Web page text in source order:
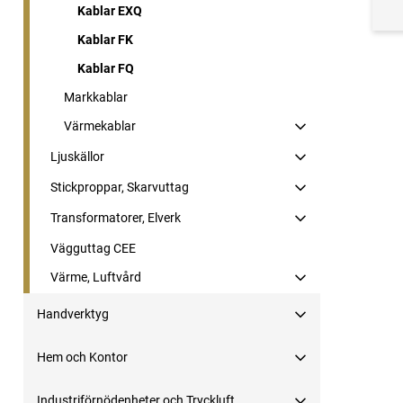
Kablar EXQ
Kablar FK
Kablar FQ
Markkablar
Värmekablar
Ljuskällor
Stickproppar, Skarvuttag
Transformatorer, Elverk
Vägguttag CEE
Värme, Luftvård
Handverktyg
Hem och Kontor